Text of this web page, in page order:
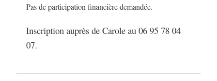
Pas de participation financière demandée.
Inscription auprès de Carole au 06 95 78 04
07.